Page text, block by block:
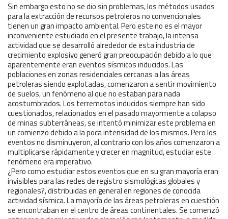
Sin embargo esto no se dio sin problemas, los métodos usados
para la extracción de recursos petroleros no convencionales
tienen un gran impacto ambiental. Pero este no es el mayor
inconveniente estudiado en el presente trabajo, la intensa
actividad que se desarrolló alrededor de esta industria de
crecimiento explosivo generó gran preocupación debido a lo que
aparentemente eran eventos sísmicos inducidos. Las
poblaciones en zonas residenciales cercanas a las áreas
petroleras siendo explotadas, comenzaron a sentir movimiento
de suelos, un fenómeno al que no estaban para nada
acostumbrados. Los terremotos inducidos siempre han sido
cuestionados, relacionados en el pasado mayormente a colapso
de minas subterráneas, se intentó minimizar este problema en
un comienzo debido a la poca intensidad de los mismos. Pero los
eventos no disminuyeron, al contrario con los años comenzaron a
multiplicarse rápidamente y crecer en magnitud, estudiar este
fenómeno era imperativo.
¿Pero como estudiar estos eventos que en su gran mayoría eran
invisibles para las redes de registro sismológicas globales y
regionales?, distribuidas en general en regiones de conocida
actividad sísmica. La mayoría de las áreas petroleras en cuestión
se encontraban en el centro de áreas continentales. Se comenzó